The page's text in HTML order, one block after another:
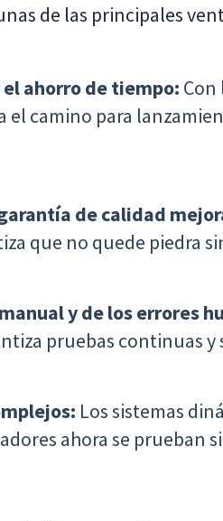
de las principales
ahorro de tiempo: Con
el camino para
de calidad
que no quede piedra
y de los errores
pruebas continuas y
Los sistemas
ahora se prueban